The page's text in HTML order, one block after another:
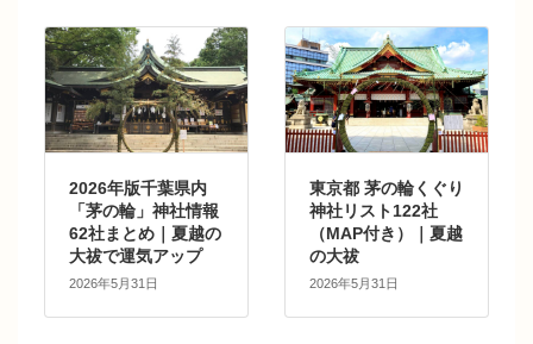
2026年版千葉県内
「茅の輪」神社情報
62社まとめ｜夏越の
大祓で運気アップ
2026年5月31日
東京都 茅の輪くぐり
神社リスト122社
（MAP付き）｜夏越
の大祓
2026年5月31日